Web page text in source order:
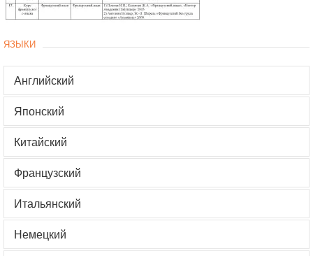
ЯЗЫКИ
Английский
Японский
Китайский
Французский
Итальянский
Немецкий